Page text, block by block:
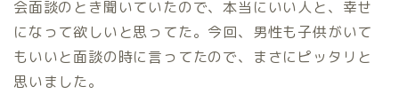
会面談のとき聞いていたので、本当にいい人と、幸せ
になって欲しいと思ってた。今回、男性も子供がいて
もいいと面談の時に言ってたので、まさにピッタリと
思いました。